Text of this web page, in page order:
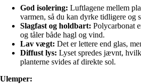
God isolering: Luftlagene mellem
varmen, så du kan dyrke tidligere og
Slagfast og holdbart: Polycarbonat
og tåler både hagl og vind.
Lav vægt: Det er lettere end glas,
Diffust lys: Lyset spredes jævnt,
planterne svides af direkte sol.
Ulemper: